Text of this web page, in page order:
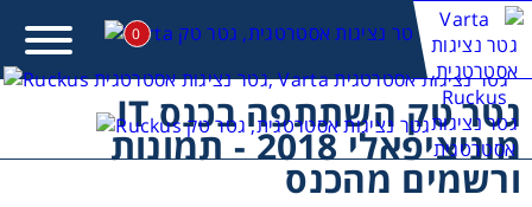
0
גטר טק השתתפה בכנס IT
מוניציפאלי 2018 - תמונות
ורשמים מהכנס
מעונין לקבל הצעת מחיר או מידע עבור: